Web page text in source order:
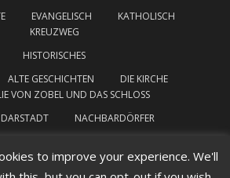
EVANGELISCH
KATHOLISCH
KREUZWEG
HISTORISCHES
ALTE GESCHICHTEN
DIE KIRCHE
VON ZOBEL UND DAS SCHLOSS
NACHBARDÖRFER
LINKS
to improve your experience. We'll